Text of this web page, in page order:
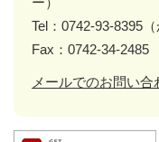
Tel：0742-93-8395
Fax：0742-34-2485
メールでのお問い合